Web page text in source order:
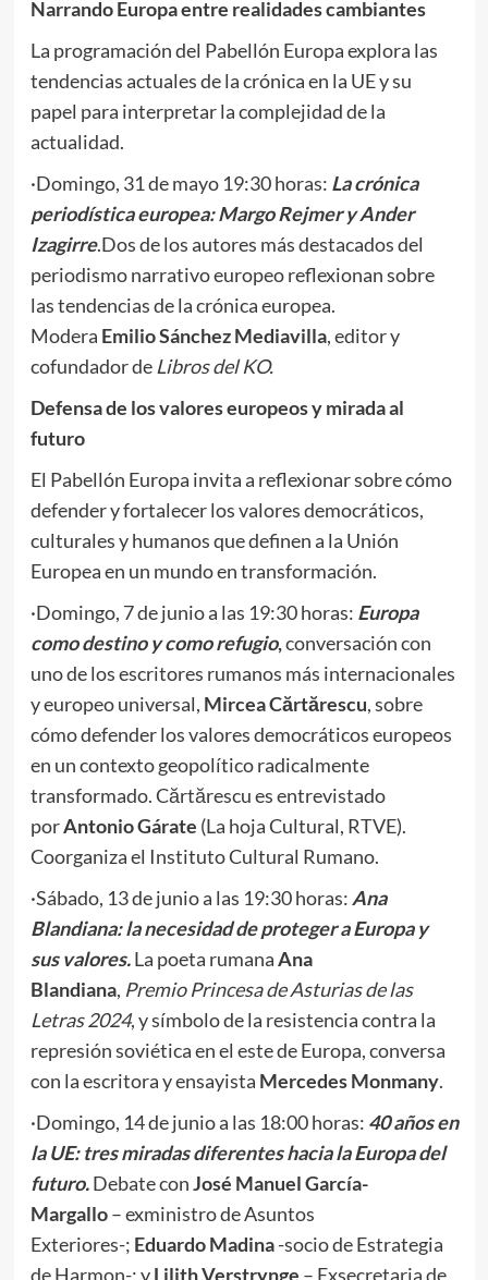
Narrando Europa entre realidades cambiantes
La programación del Pabellón Europa explora las
tendencias actuales de la crónica en la UE y su
papel para interpretar la complejidad de la
actualidad.
·Domingo, 31 de mayo 19:30 horas: La crónica
periodística europea: Margo Rejmer y Ander
Izagirre.Dos de los autores más destacados del
periodismo narrativo europeo reflexionan sobre
las tendencias de la crónica europea.
Modera Emilio Sánchez Mediavilla, editor y
cofundador de Libros del KO.
Defensa de los valores europeos y mirada al
futuro
El Pabellón Europa invita a reflexionar sobre cómo
defender y fortalecer los valores democráticos,
culturales y humanos que definen a la Unión
Europea en un mundo en transformación.
·Domingo, 7 de junio a las 19:30 horas: Europa
como destino y como refugio,conversación con
uno de los escritores rumanos más internacionales
y europeo universal, Mircea Cărtărescu, sobre
cómo defender los valores democráticos europeos
en un contexto geopolítico radicalmente
transformado. Cărtărescu es entrevistado
porAntonio Gárate (La hoja Cultural, RTVE).
Coorganiza el Instituto Cultural Rumano.
·Sábado, 13 de junio a las 19:30 horas: Ana
Blandiana: la necesidad de proteger a Europa y
sus valores. La poeta rumanaAna
Blandiana, Premio Princesa de Asturias de las
Letras 2024, y símbolo de la resistencia contra la
represión soviética en el este de Europa, conversa
con la escritora y ensayista Mercedes Monmany.
·Domingo, 14 de junio a las 18:00 horas: 40 años en
la UE: tres miradas diferentes hacia la Europa del
futuro.Debate conJosé Manuel García-
Margallo– exministro de Asuntos
Exteriores-; Eduardo Madina-socio de Estrategia
de Harmon-; yLilith Verstrynge – Exsecretaria de